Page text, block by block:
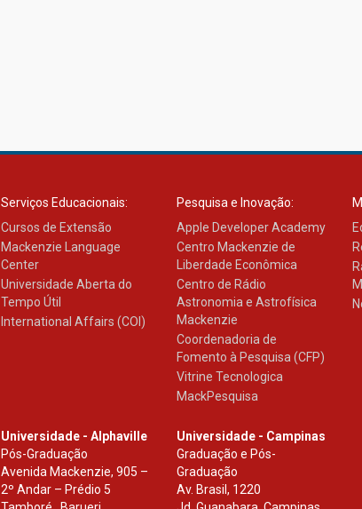
Serviços Educacionais:
Cursos de Extensão
Mackenzie Language
Center
Universidade Aberta do
Tempo Útil
International Affairs (COI)
Pesquisa e Inovação:
Apple Developer Academy
Centro Mackenzie de
Liberdade Econômica
Centro de Rádio
Astronomia e Astrofísica
Mackenzie
Coordenadoria de
Fomento à Pesquisa (CFP)
Vitrine Tecnologica
MackPesquisa
Universidade - Alphaville
Pós-Graduação
Avenida Mackenzie, 905 –
2º Andar – Prédio 5
Universidade - Campinas
Graduação e Pós-
Graduação
Av. Brasil, 1220